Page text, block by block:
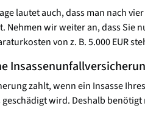
lautet auch, dass man nach
Nehmen wir weiter an, dass
von z. B. 5.000 EUR
zahlt, wenn ein Insasse
wird. Deshalb